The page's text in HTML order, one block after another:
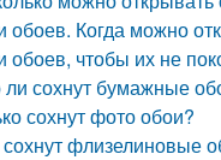
обоев. Когда можно
обоев, чтобы их не
ли сохнут бумажные
сохнут фото обои?
флизелиновые